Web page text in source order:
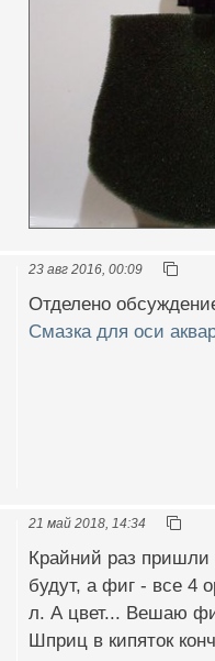
23 авг 2016, 00:09
Отделено
Смазка для оси
21 май 2018, 14:34
Крайний раз пришли
будут, а фиг - все 4
л. А цвет... Вешаю
Шприц в кипяток